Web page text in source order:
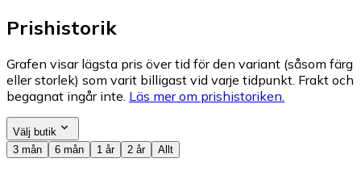
Prishistorik
Grafen visar lägsta pris över tid för den variant (såsom färg
eller storlek) som varit billigast vid varje tidpunkt. Frakt och
begagnat ingår inte. Läs mer om prishistoriken.
Välj butik
3 mån
6 mån 1 år 2 år Allt